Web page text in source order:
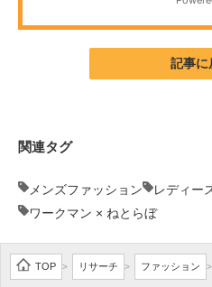
AI活用のいまが分かる
企業向けIT製品の総合サイト
IT製品の技術・比較・事例
記事に
関連タグ
メンズファッション レディー
ワークマン × ねとらぼ
TOP > リサーチ > ファッション >